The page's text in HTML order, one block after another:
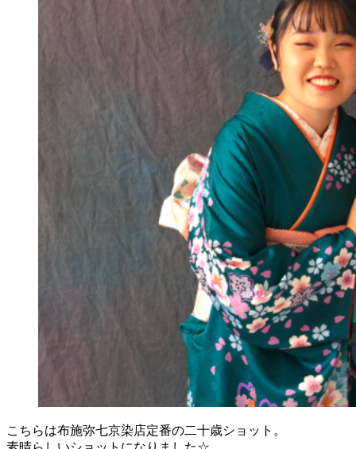
こちらは布施弥七京染店定番の二十歳ショット。